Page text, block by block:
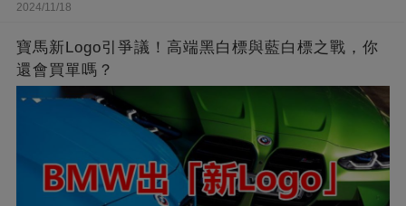
2024/11/18
寶馬新Logo引爭議！高端黑白標與藍白標之戰，你
還會買單嗎？